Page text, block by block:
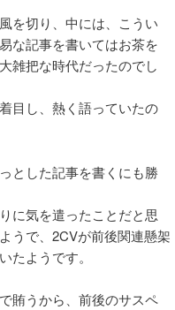
を切り、中には、こうい
な記事を書いてはお茶を
雑把な時代だったのでし
目し、熱く語っていたの
とした記事を書くにも勝
に気を遣ったことだと思
うで、2CVが前後関連懸架
たようです。
賄うから、前後のサスペ